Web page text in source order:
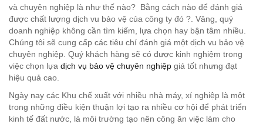
và chuyên nghiệp là như thế nào? Bằng cách nào để đánh giá
được chất lượng dịch vu bảo vệ của công ty đó ?. Vâng, quý
doanh nghiệp không cần tìm kiếm, lựa chọn hay bận tâm nhiều.
Chúng tôi sẽ cung cấp các tiêu chí đánh giá một dịch vu bảo vệ
chuyên nghiệp. Quý khách hàng sẽ có được kinh nghiệm trong
việc chọn lựa dịch vụ bảo vệ chuyên nghiệp giá tốt nhưng đạt
hiệu quả cao.
Ngày nay các Khu chế xuất với nhiều nhà máy, xí nghiệp là một
trong những điều kiện thuận lợi tạo ra nhiều cơ hội để phát triển
kinh tế đất nước, là môi trường tạo nên công ăn việc làm cho